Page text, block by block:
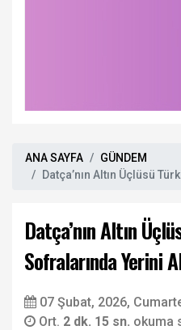
ANA SAYFA
GÜNDEM
Datça’nın Altın Üçlüsü
Datça’nın Altın
Sofralarında Yerini
07 Şubat, 2026,
Ort. 2 dk. 15 sn. okuma